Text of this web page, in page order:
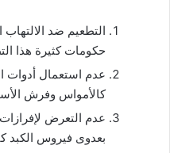
حكومات كثيرة هذا
عدم استعمال أدوات
كالأمواس وفرش
عدم التعرض
بعدوى فيروس الكبد